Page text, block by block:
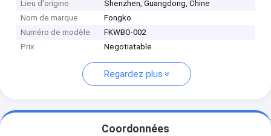
Lieu d'origine
Shenzhen, Guangdong, Chine
Nom de marque
Fongko
Numéro de modèle
FKWBO-002
Prix
Negotiatable
Regardez plus
Coordonnées